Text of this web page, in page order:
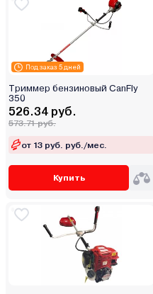
Под заказ 5 дней
Триммер бензиновый CanFly
350
526.34 руб.
573.71 руб.
от 13 руб. руб./мес.
Купить